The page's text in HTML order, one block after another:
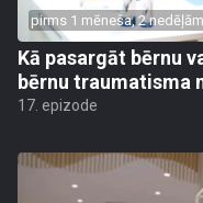
pirms 1 mēneša, 2 nedēļām
Kā pasargāt bērnu
bērnu traumatisma
17. epizode